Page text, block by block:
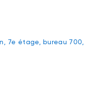
7e étage, bureau 700,